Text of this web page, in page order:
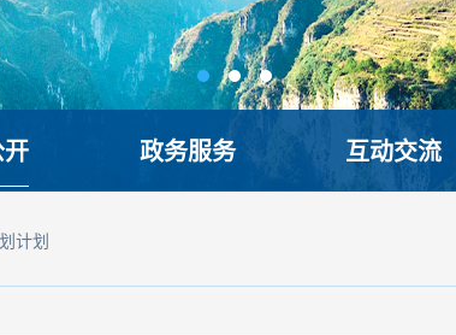
政务服务 互动交流
计划